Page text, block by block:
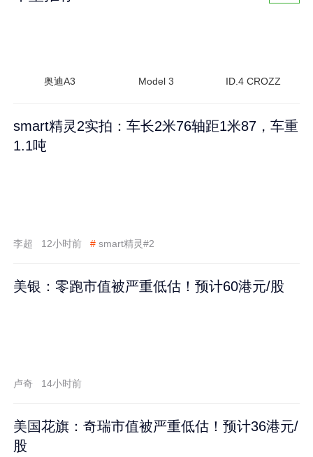
奥迪A3 Model 3 ID.4 CROZZ
smart精灵2实拍：车长2米76轴距1米87，车重
1.1吨
李超 12小时前 # smart精灵#2
美银：零跑市值被严重低估！预计60港元/股
卢奇 14小时前
美国花旗：奇瑞市值被严重低估！预计36港元/
股